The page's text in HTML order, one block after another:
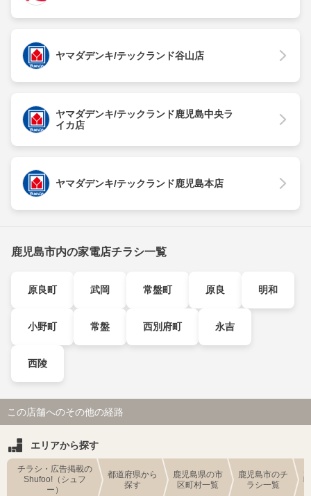
ヤマダデンキ/テックランド谷山店
ヤマダデンキ/テックランド鹿児島中央ラ
イカ店
ヤマダデンキ/テックランド鹿児島本店
鹿児島市内の家電店チラシ一覧
原良町 武岡 常盤町 原良 明和
小野町 常盤 西別府町 永吉
西陵
この店舗へのその他の経路
エリアから探す
チラシ・広告掲載の
Shufoo!（シュフ
ー）
都道府県から
探す
鹿児島県の市
区町村一覧
鹿児島市のチ
ラシ一覧